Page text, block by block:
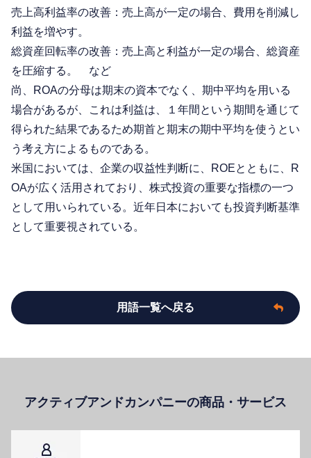
売上高利益率の改善：売上高が一定の場合、費用を削減し
利益を増やす。
総資産回転率の改善：売上高と利益が一定の場合、総資産
を圧縮する。 など
尚、ROAの分母は期末の資本でなく、期中平均を用いる
場合があるが、これは利益は、１年間という期間を通じて
得られた結果であるため期首と期末の期中平均を使うとい
う考え方によるものである。
米国においては、企業の収益性判断に、ROEとともに、R
OAが広く活用されており、株式投資の重要な指標の一つ
として用いられている。近年日本においても投資判断基準
として重要視されている。
用語一覧へ戻る
アクティブアンドカンパニーの商品・サービス